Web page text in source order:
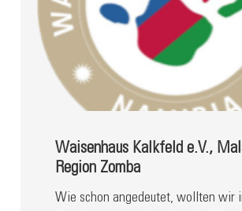
Waisenhaus Kalkfeld e.V.,
Region Zomba
Wie schon angedeutet, wollten wir